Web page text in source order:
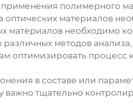
полимерного
материалов
материалов необходимо
методов
оптимизировать
в составе или
важно тщательно